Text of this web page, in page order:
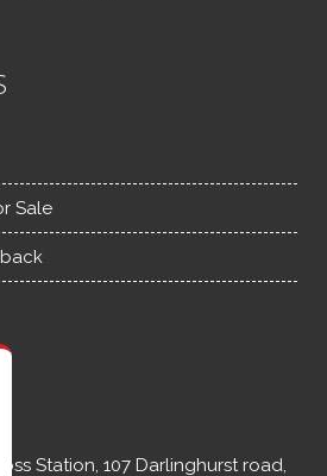
Sale
Station, 107 Darlinghurst road,